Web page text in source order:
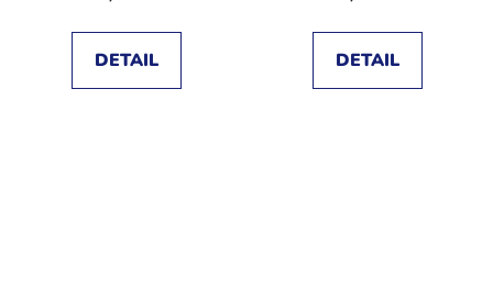
DETAIL DETAIL